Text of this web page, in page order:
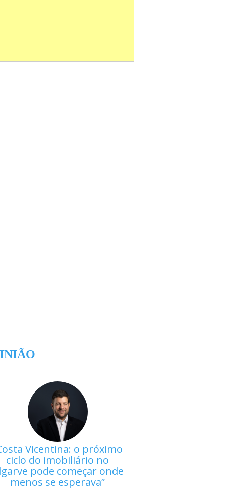
Vicentina: o próximo
ciclo do imobiliário no
pode começar onde
menos se esperava